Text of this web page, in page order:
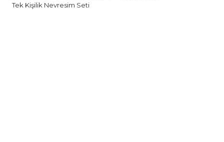
Tek Kişilik Nevresim Seti